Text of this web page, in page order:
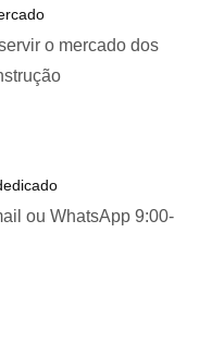
o mercado dos
ou WhatsApp 9:00-